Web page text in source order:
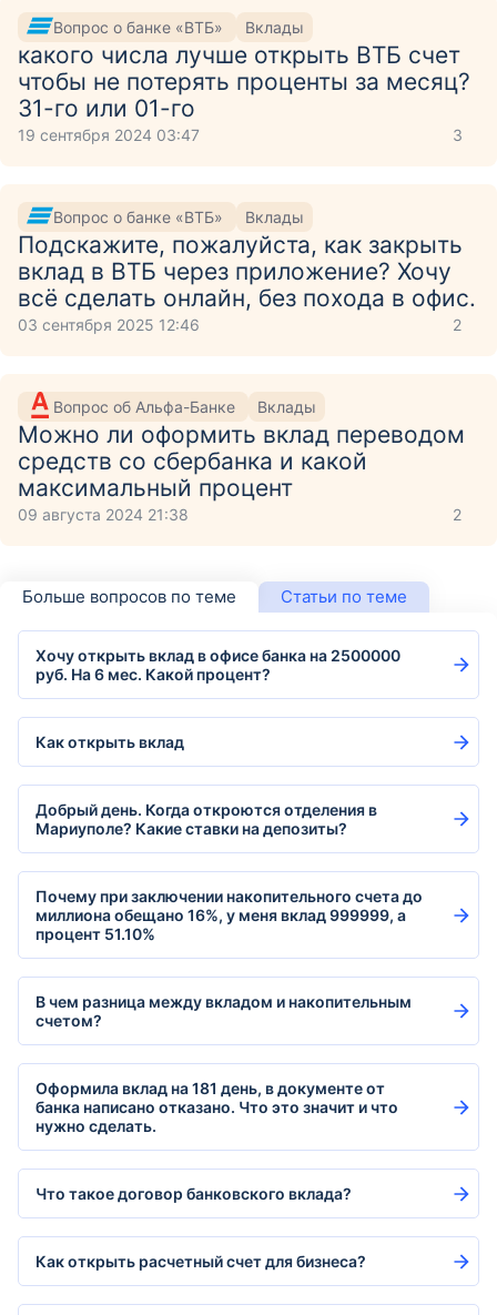
Вопрос о банке «ВТБ» Вклады
какого числа лучше открыть ВТБ счет
чтобы не потерять проценты за месяц?
31-го или 01-го
19 сентября 2024 03:47 3
Вопрос о банке «ВТБ» Вклады
Подскажите, пожалуйста, как закрыть
вклад в ВТБ через приложение? Хочу
всё сделать онлайн, без похода в офис.
03 сентября 2025 12:46 2
Вопрос об Альфа-Банке Вклады
Можно ли оформить вклад переводом
средств со сбербанка и какой
максимальный процент
09 августа 2024 21:38 2
Больше вопросов по теме Статьи по теме
Хочу открыть вклад в офисе банка на 2500000
руб. На 6 мес. Какой процент?
Как открыть вклад
Добрый день. Когда откроются отделения в
Мариуполе? Какие ставки на депозиты?
Почему при заключении накопительного счета до
миллиона обещано 16%, у меня вклад 999999, а
процент 51.10%
В чем разница между вкладом и накопительным
счетом?
Оформила вклад на 181 день, в документе от
банка написано отказано. Что это значит и что
нужно сделать.
Что такое договор банковского вклада?
Как открыть расчетный счет для бизнеса?